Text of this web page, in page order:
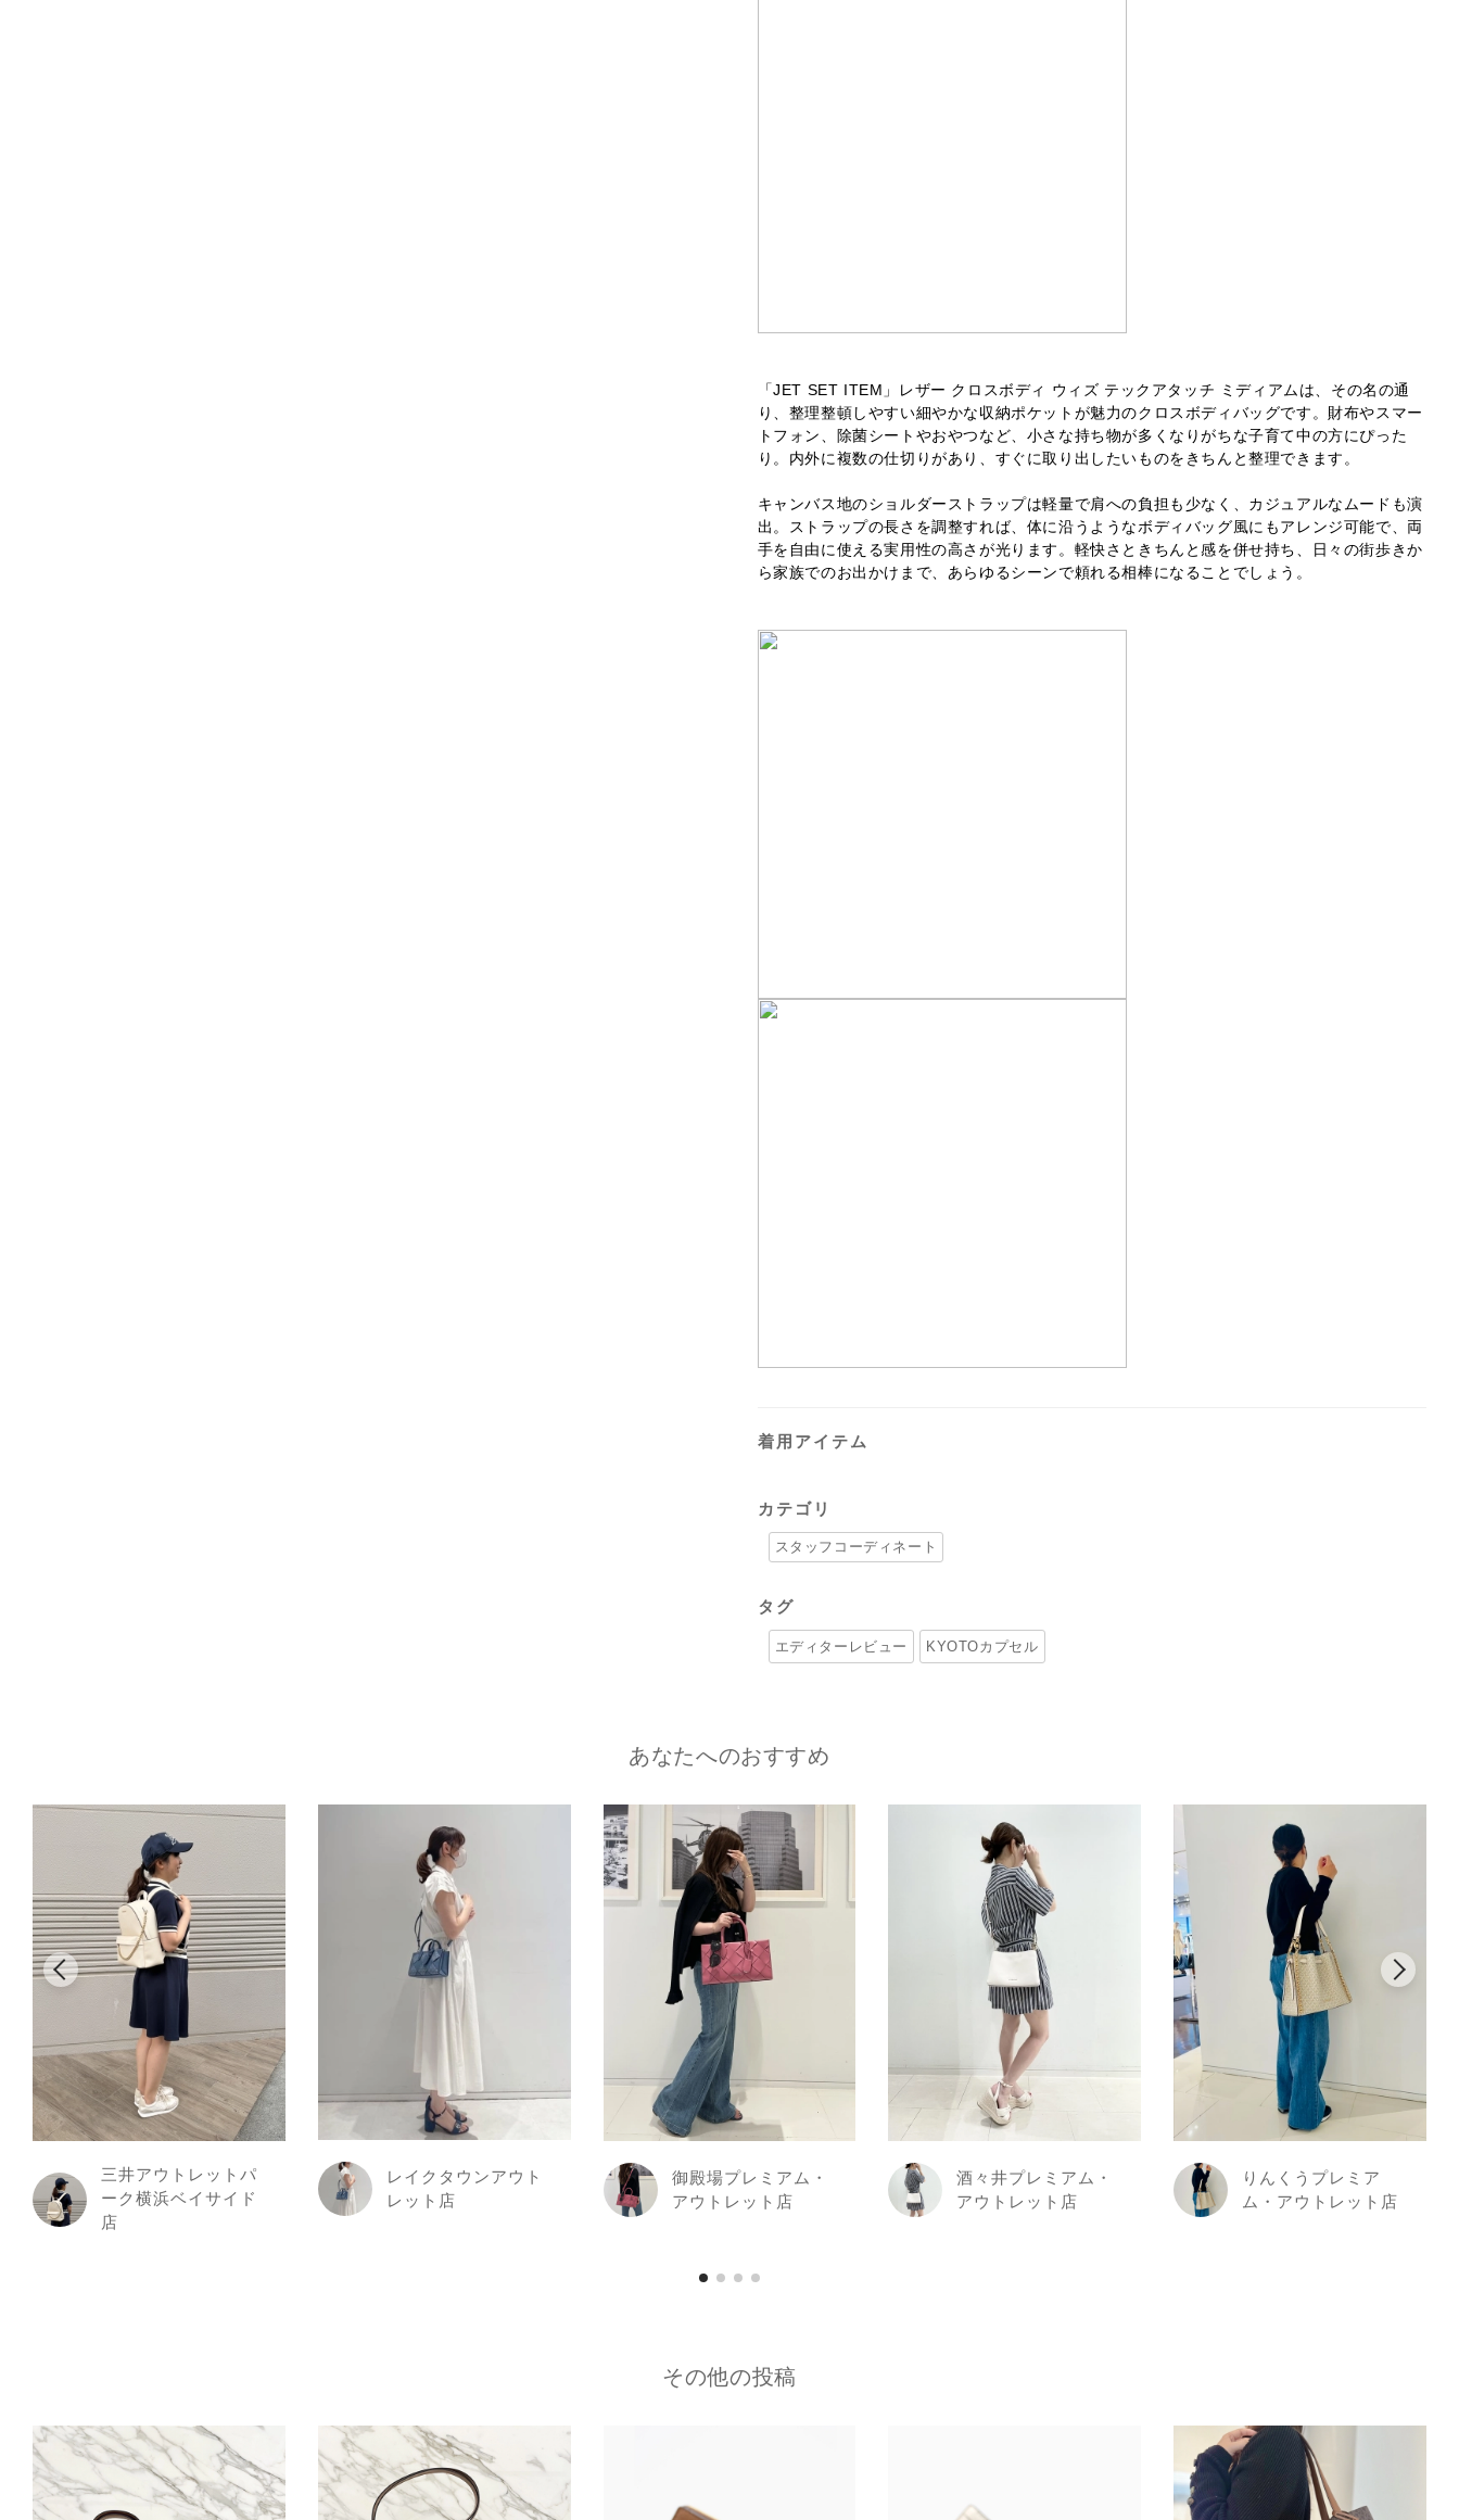
「JET SET ITEM」レザー クロスボディ ウィズ テックアタッチ ミディアムは、その名の通
り、整理整頓しやすい細やかな収納ポケットが魅力のクロスボディバッグです。財布やスマー
トフォン、除菌シートやおやつなど、小さな持ち物が多くなりがちな子育て中の方にぴった
り。内外に複数の仕切りがあり、すぐに取り出したいものをきちんと整理できます。
キャンバス地のショルダーストラップは軽量で肩への負担も少なく、カジュアルなムードも演
出。ストラップの長さを調整すれば、体に沿うようなボディバッグ風にもアレンジ可能で、両
手を自由に使える実用性の高さが光ります。軽快さときちんと感を併せ持ち、日々の街歩きか
ら家族でのお出かけまで、あらゆるシーンで頼れる相棒になることでしょう。
着用アイテム
カテゴリ
スタッフコーディネート
タグ
エディターレビュー KYOTOカプセル
あなたへのおすすめ
三井アウトレットパ
ーク横浜ベイサイド
店
レイクタウンアウト
レット店
御殿場プレミアム・
アウトレット店
酒々井プレミアム・
アウトレット店
りんくうプレミア
ム・アウトレット店
その他の投稿